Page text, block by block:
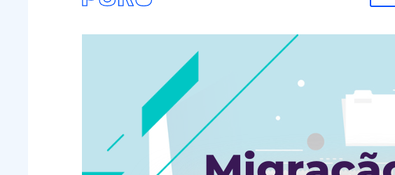
Foto: Migração de Plataforma de E-commerce em 2024